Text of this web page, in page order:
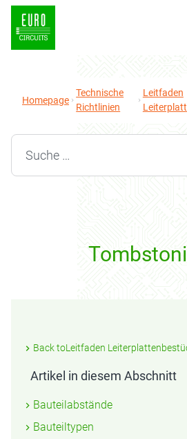
Homepage
Technische
Richtlinien
Leitfaden
Search for:
Back toLeitfaden
Artikel in diesem Abschnitt
Bauteilabstände
Bauteiltypen